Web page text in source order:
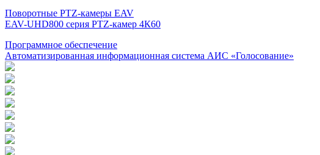
Поворотные PTZ-камеры EAV
EAV-UHD800 серия PTZ-камер 4К60
Программное обеспечение
Автоматизированная информационная система АИС «Голосование»